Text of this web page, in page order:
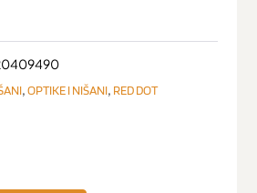
,OPTIKE I NIŠANI, RED DOT